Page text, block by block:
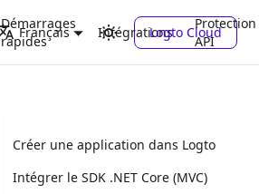
Démarrages
rapides
Intégrations
Protection
API
Français Logto Cloud
Créer une application dans Logto
Intégrer le SDK .NET Core (MVC)